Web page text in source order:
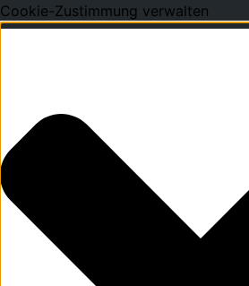
Cookie-Zustimmung verwalten